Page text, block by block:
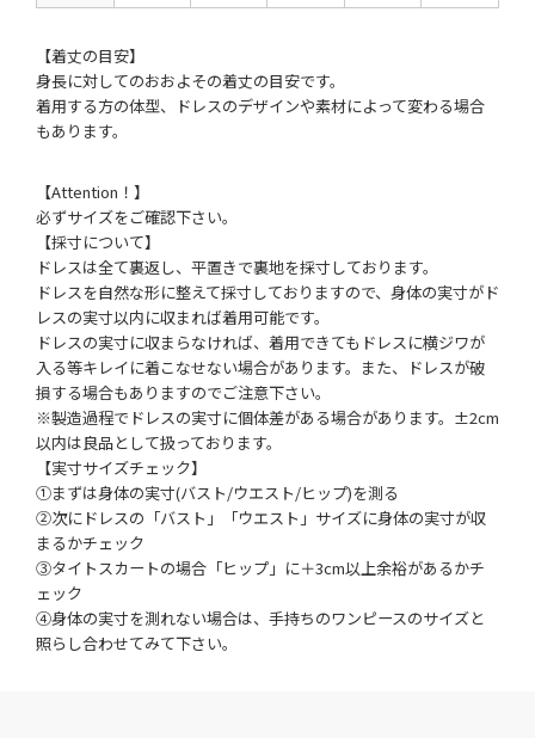
【着丈の目安】
身長に対してのおおよその着丈の目安です。
着用する方の体型、ドレスのデザインや素材によって変わる場合
もあります。
【Attention！】
必ずサイズをご確認下さい。
【採寸について】
ドレスは全て裏返し、平置きで裏地を採寸しております。
ドレスを自然な形に整えて採寸しておりますので、身体の実寸がド
レスの実寸以内に収まれば着用可能です。
ドレスの実寸に収まらなければ、着用できてもドレスに横ジワが
入る等キレイに着こなせない場合があります。また、ドレスが破
損する場合もありますのでご注意下さい。
※製造過程でドレスの実寸に個体差がある場合があります。±2cm
以内は良品として扱っております。
【実寸サイズチェック】
①まずは身体の実寸(バスト/ウエスト/ヒップ)を測る
②次にドレスの「バスト」「ウエスト」サイズに身体の実寸が収
まるかチェック
③タイトスカートの場合「ヒップ」に＋3cm以上余裕があるかチ
ェック
④身体の実寸を測れない場合は、手持ちのワンピースのサイズと
照らし合わせてみて下さい。